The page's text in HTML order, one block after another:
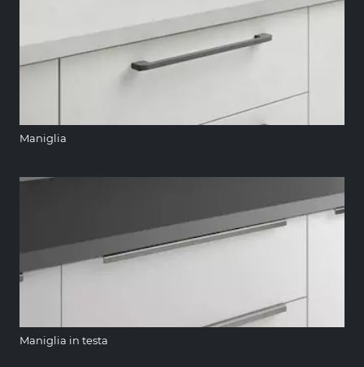
Maniglia
Maniglia in testa